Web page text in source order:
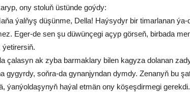
ony sto­luň üs­tün­de goý­dy:
ýal­ňyş dü­şün­me, Del­la! Haý­sy­dyr bir ti­mar­la­nan
Eger-de sen şu dü­wün­çe­gi açyp gör­seň, bir­ba­da
ýe­ti­rer­siň.
ça­la­syn­ ak zy­ba bar­mak­la­ry bi­len ka­gy­za do­la­nan
gy­gyr­dy, soň­ra-da gy­nan­jyn­dan dym­dy. Ze­na­nyň bu
ýan­ýol­da­şy­nyň ha­ýal et­män ony kö­şeş­dir­me­gi